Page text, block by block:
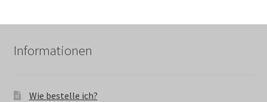
Informationen
Wie bestelle ich?